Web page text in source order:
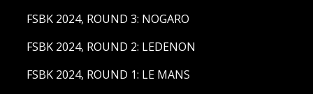
FSBK 2024, ROUND 3: NOGARO
FSBK 2024, ROUND 2: LEDENON
FSBK 2024, ROUND 1: LE MANS